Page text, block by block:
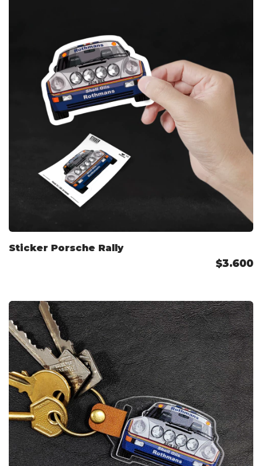
Sticker Porsche Rally
$3.600